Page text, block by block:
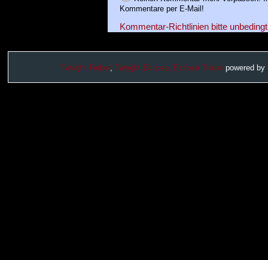
Kommentare per E-Mail!
Kommentar-Richtlinien bitte
Twilight Fieber, Twilight Eclipse, Eclipse Trailer powered by